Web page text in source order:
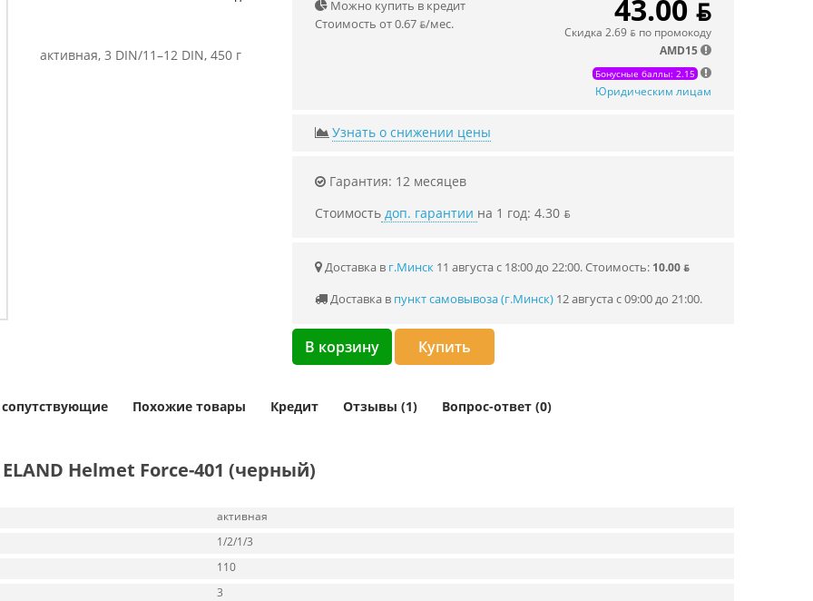
активная, 3 DIN/11–12 DIN, 450 г
Можно купить в кредит
Стоимость от 0.67 ƃ/мec.
43.00 ƃ
Скидка 2.69 ƃ по промокоду
AMD15
Бонусные баллы: 2.15
Юридическим лицам
Узнать о снижении цены
Гарантия: 12 месяцев
Стоимостьдоп. гарантии на 1 год: 4.30 ƃ
Доставка в г.Минск11 августа с 18:00 до 22:00.Стоимость: 10.00 ƃ
Доставка в пункт самовывоза (г.Минск)12 августа с 09:00 до 21:00.
В корзину Купить
Похожие товары Кредит Отзывы (1) Вопрос-ответ (0)
Helmet Force-401 (черный)
активная
1/2/1/3
110
3